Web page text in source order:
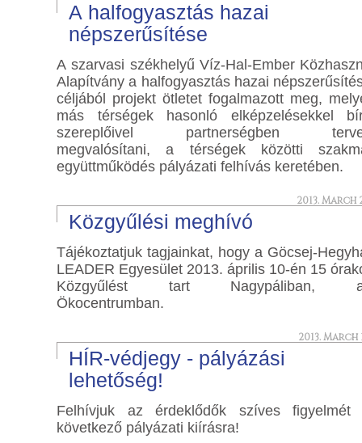
A halfogyasztás hazai
népszerűsítése
A szarvasi székhelyű Víz-Hal-Ember
Alapítvány a halfogyasztás hazai
céljából projekt ötletet fogalmazott meg,
más térségek hasonló elképzelésekkel
szereplőivel partnerségben
megvalósítani, a térségek közötti
együttműködés pályázati felhívás keretében.
2013. March
Közgyűlési meghívó
Tájékoztatjuk tagjainkat, hogy a Göcsej-
LEADER Egyesület 2013. április 10-én 15
Közgyűlést tart Nagypáliban,
Ökocentrumban.
2013. March
HÍR-védjegy - pályázási
lehetőség!
Felhívjuk az érdeklődők szíves figyelmét
következő pályázati kiírásra!